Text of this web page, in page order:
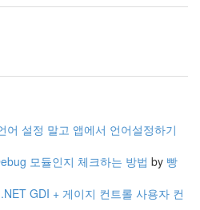
어 설정 말고 앱에서 언어설정하기
모듈인지 체크하는 방법 by 빵
GDI + 게이지 컨트롤 사용자 컨